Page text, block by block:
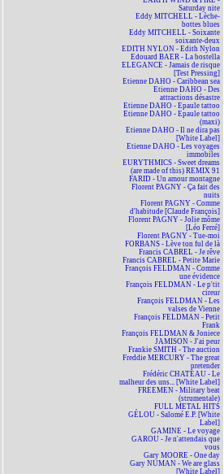
Saturday nite
Eddy MITCHELL - Lèche-
bottes blues
Eddy MITCHELL - Soixante
soixante-deux
EDITH NYLON - Edith Nylon
Edouard BAER - La bostella
ELEGANCE - Jamais de risque
[Test Pressing]
Etienne DAHO - Caribbean sea
Etienne DAHO - Des
attractions désastre
Etienne DAHO - Epaule tattoo
Etienne DAHO - Epaule tattoo
(maxi)
Etienne DAHO - Il ne dira pas
[White Label]
Etienne DAHO - Les voyages
immobiles
EURYTHMICS - Sweet dreams
(are made of this) REMIX 91
FARID - Un amour montagne
Florent PAGNY - Ça fait des
nuits
Florent PAGNY - Comme
d'habitude [Claude François]
Florent PAGNY - Jolie môme
[Léo Ferré]
Florent PAGNY - Tue-moi
FORBANS - Lève ton ful de là
Francis CABREL - Je rêve
Francis CABREL - Petite Marie
François FELDMAN - Comme
une évidence
François FELDMAN - Le p'tit
cireur
François FELDMAN - Les
valses de Vienne
François FELDMAN - Petit
Frank
François FELDMAN & Joniece
JAMISON - J'ai peur
Frankie SMITH - The auction
Freddie MERCURY - The great
pretender
Frédéric CHATEAU - Le
malheur des uns... [White Label]
FREEMEN - Military beat
(strumentale)
FULL METAL HITS
GÉLOU - Salomé E.P. [White
Label]
GAMINE - Le voyage
GAROU - Je n'attendais que
vous
Gary MOORE - One day
Gary NUMAN - We are glass
[White Label]